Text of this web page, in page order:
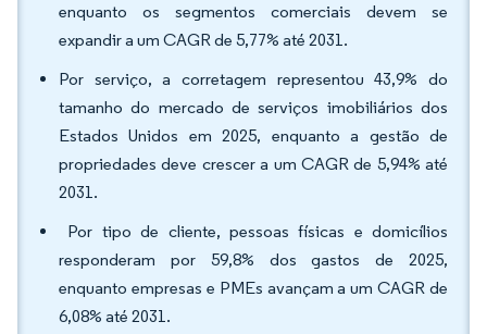
enquanto os segmentos comerciais devem se
expandir a um CAGR de 5,77% até 2031.
Por serviço, a corretagem representou 43,9% do
tamanho do mercado de serviços imobiliários dos
Estados Unidos em 2025, enquanto a gestão de
propriedades deve crescer a um CAGR de 5,94% até
2031.
Por tipo de cliente, pessoas físicas e domicílios
responderam por 59,8% dos gastos de 2025,
enquanto empresas e PMEs avançam a um CAGR de
6,08% até 2031.